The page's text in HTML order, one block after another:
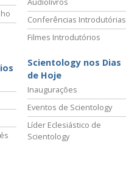
Conferências Introdutórias
Filmes Introdutórios
Scientology nos Dias
de Hoje
Inaugurações
Eventos de Scientology
Líder Eclesiástico de
Scientology